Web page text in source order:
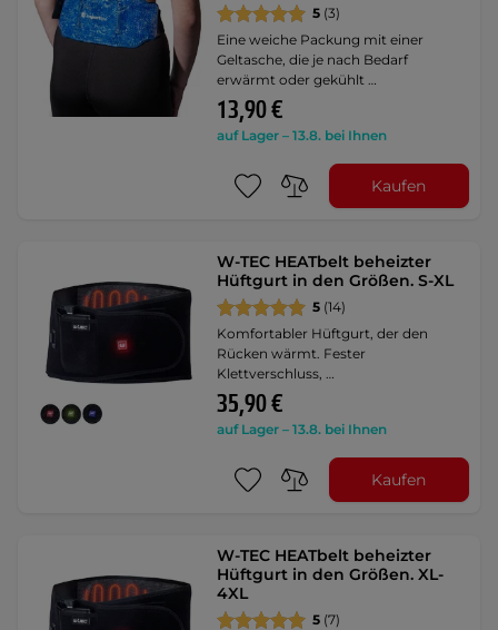
5 (3)
Eine weiche Packung mit einer
Geltasche, die je nach Bedarf
erwärmt oder gekühlt …
13,90 €
auf Lager – 13.8. bei Ihnen
Kaufen
W-TEC HEATbelt beheizter
Hüftgurt in den Größen. S-XL
5 (14)
Komfortabler Hüftgurt, der den
Rücken wärmt. Fester
Klettverschluss, …
35,90 €
auf Lager – 13.8. bei Ihnen
Kaufen
W-TEC HEATbelt beheizter
Hüftgurt in den Größen. XL-
4XL
5 (7)